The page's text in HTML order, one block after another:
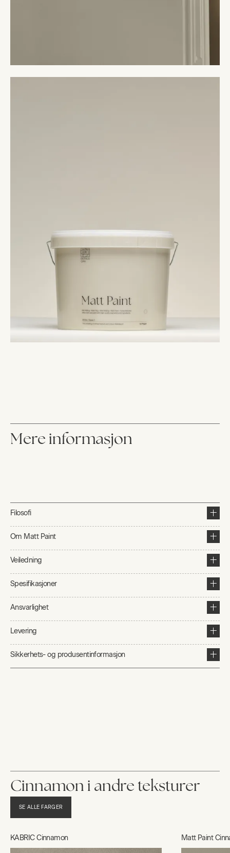
Mere informasjon
Filosofi
Om Matt Paint
Veiledning
Spesifikasjoner
Ansvarlighet
Levering
Sikkerhets- og produsentinformasjon
Cinnamon i andre teksturer
SE ALLE FARGER
KABRIC Cinnamon Matt Paint